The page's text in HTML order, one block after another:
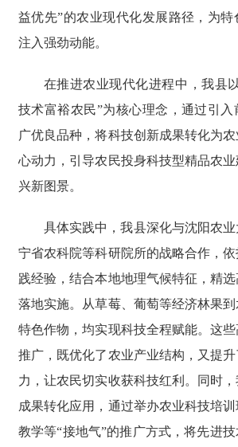
益优先”的农业现代化发展路径，为
注入强劲动能。
在推进农业现代化进程中，我县
技术富裕农民”为核心理念，通过引
广优良品种，将科技创新成果转化为
心动力，引导农民投身科技型精品农
兴新图景。
具体实践中，我县深化与沈阳农
宁省农科院等科研院所的战略合作，
践经验，结合本地地理气候特征，精
落地实施。从草莓、葡萄等经济林果
特色作物，均实现科技全程赋能。这
推广，既优化了农业产业结构，又提
力，让农民切实收获科技红利。同时
成果转化应用，通过举办农业科技培
教学等“接地气”的推广方式，将先进技